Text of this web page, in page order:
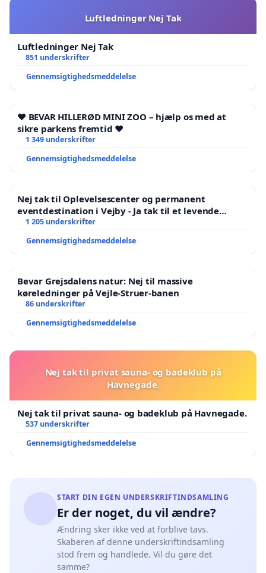
Luftledninger Nej Tak
Luftledninger Nej Tak
851 underskrifter
Gennemsigtighedsmeddelelse
❤️ BEVAR HILLERØD MINI ZOO – hjælp os med at
sikre parkens fremtid ❤️
1 349 underskrifter
Gennemsigtighedsmeddelelse
Nej tak til Oplevelsescenter og permanent
eventdestination i Vejby - Ja tak til et levende
lokalområde i balance
1 205 underskrifter
Gennemsigtighedsmeddelelse
Bevar Grejsdalens natur: Nej til massive
køreledninger på Vejle-Struer-banen
86 underskrifter
Gennemsigtighedsmeddelelse
Nej tak til privat sauna- og badeklub på
Havnegade.
Nej tak til privat sauna- og badeklub på Havnegade.
537 underskrifter
Gennemsigtighedsmeddelelse
START DIN EGEN UNDERSKRIFTINDSAMLING
Er der noget, du vil ændre?
Ændring sker ikke ved at forblive tavs.
Skaberen af denne underskriftindsamling
stod frem og handlede. Vil du gøre det
samme?